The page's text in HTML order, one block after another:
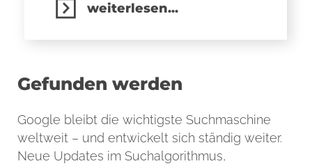
weiterlesen...
Gefunden werden
Google bleibt die wichtigste Suchmaschine
weltweit – und entwickelt sich ständig weiter.
Neue Updates im Suchalgorithmus,